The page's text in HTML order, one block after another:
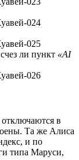
ли пункт «AI
в
Та же Алиса
и по
типа Маруси,